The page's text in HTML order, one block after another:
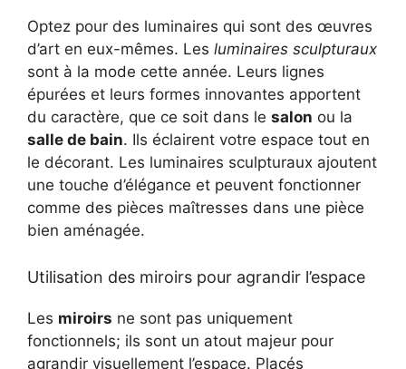
Optez pour des luminaires qui sont des œuvres
d’art en eux-mêmes. Les luminaires sculpturaux
sont à la mode cette année. Leurs lignes
épurées et leurs formes innovantes apportent
du caractère, que ce soit dans le salon ou la
salle de bain. Ils éclairent votre espace tout en
le décorant. Les luminaires sculpturaux ajoutent
une touche d’élégance et peuvent fonctionner
comme des pièces maîtresses dans une pièce
bien aménagée.
Utilisation des miroirs pour agrandir l’espace
Les miroirs ne sont pas uniquement
fonctionnels; ils sont un atout majeur pour
agrandir visuellement l’espace. Placés